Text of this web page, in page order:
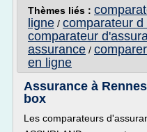
Thèmes liés :
ligne / comparateur
comparateur
assurance /
en ligne
Assurance à
box
Les comparateurs